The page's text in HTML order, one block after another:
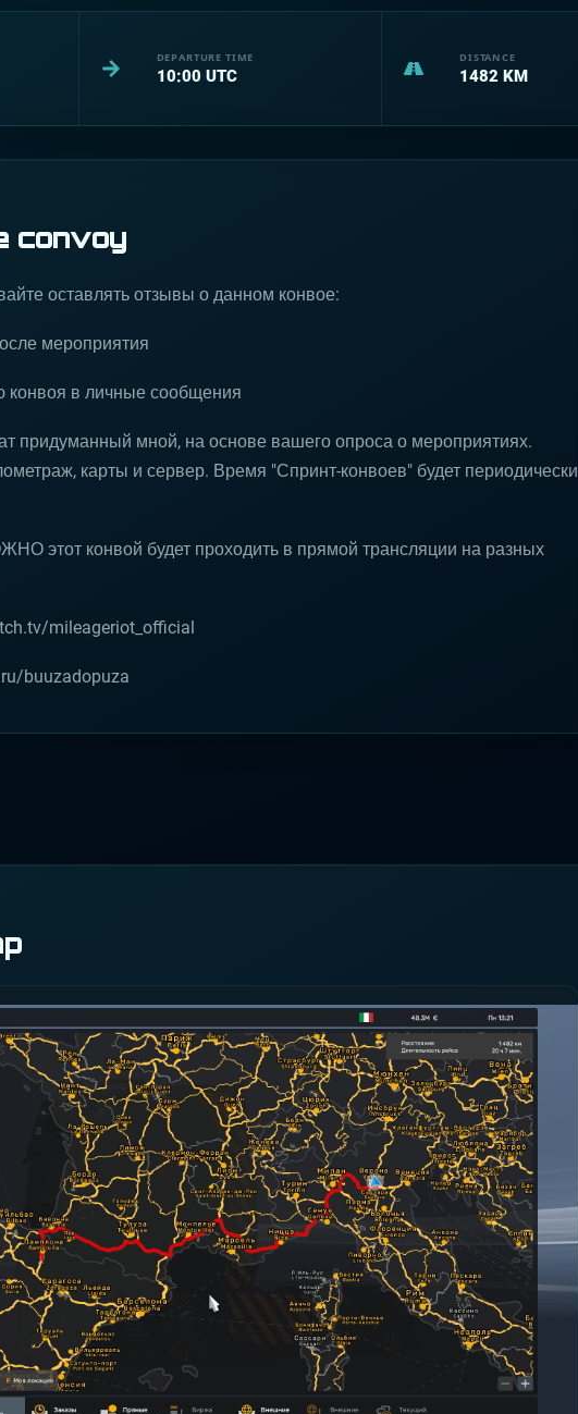
DEPARTURE TIME
10:00 UTC
DISTANCE
1482 KM
convoy
оставлять отзывы о данном конвое:
мероприятия
конвоя в личные сообщения
придуманный мной, на основе вашего опроса о мероприятиях.
карты и сервер. Время "Спринт-конвоев" будет периодически
этот конвой будет проходить в прямой трансляции на разных
mileageriot_official
buuzadopuza